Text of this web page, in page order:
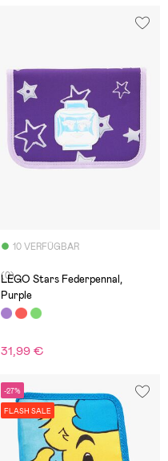
10 VERFÜGBAR
(0)
LEGO Stars Federpennal,
Purple
31,99 €
-27%
FLASH SALE